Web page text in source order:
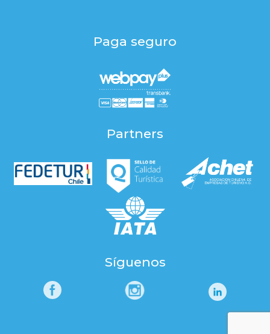
Paga seguro
Partners
Síguenos